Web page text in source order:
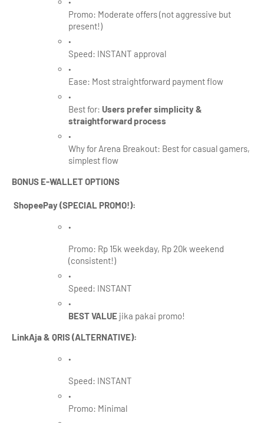
Promo: Moderate offers (not aggressive but
present!)
Speed: INSTANT approval
Ease: Most straightforward payment flow
Best for: Users prefer simplicity &
straightforward process
Why for Arena Breakout: Best for casual gamers,
simplest flow
BONUS E-WALLET OPTIONS
ShopeePay (SPECIAL PROMO!):
Promo: Rp 15k weekday, Rp 20k weekend
(consistent!)
Speed: INSTANT
BEST VALUE jika pakai promo!
LinkAja & QRIS (ALTERNATIVE):
Speed: INSTANT
Promo: Minimal